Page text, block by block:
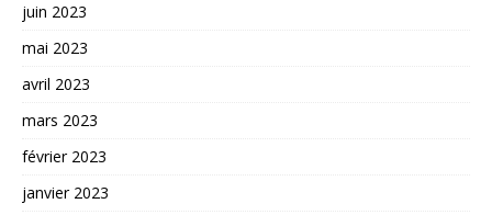
juin 2023
mai 2023
avril 2023
mars 2023
février 2023
janvier 2023